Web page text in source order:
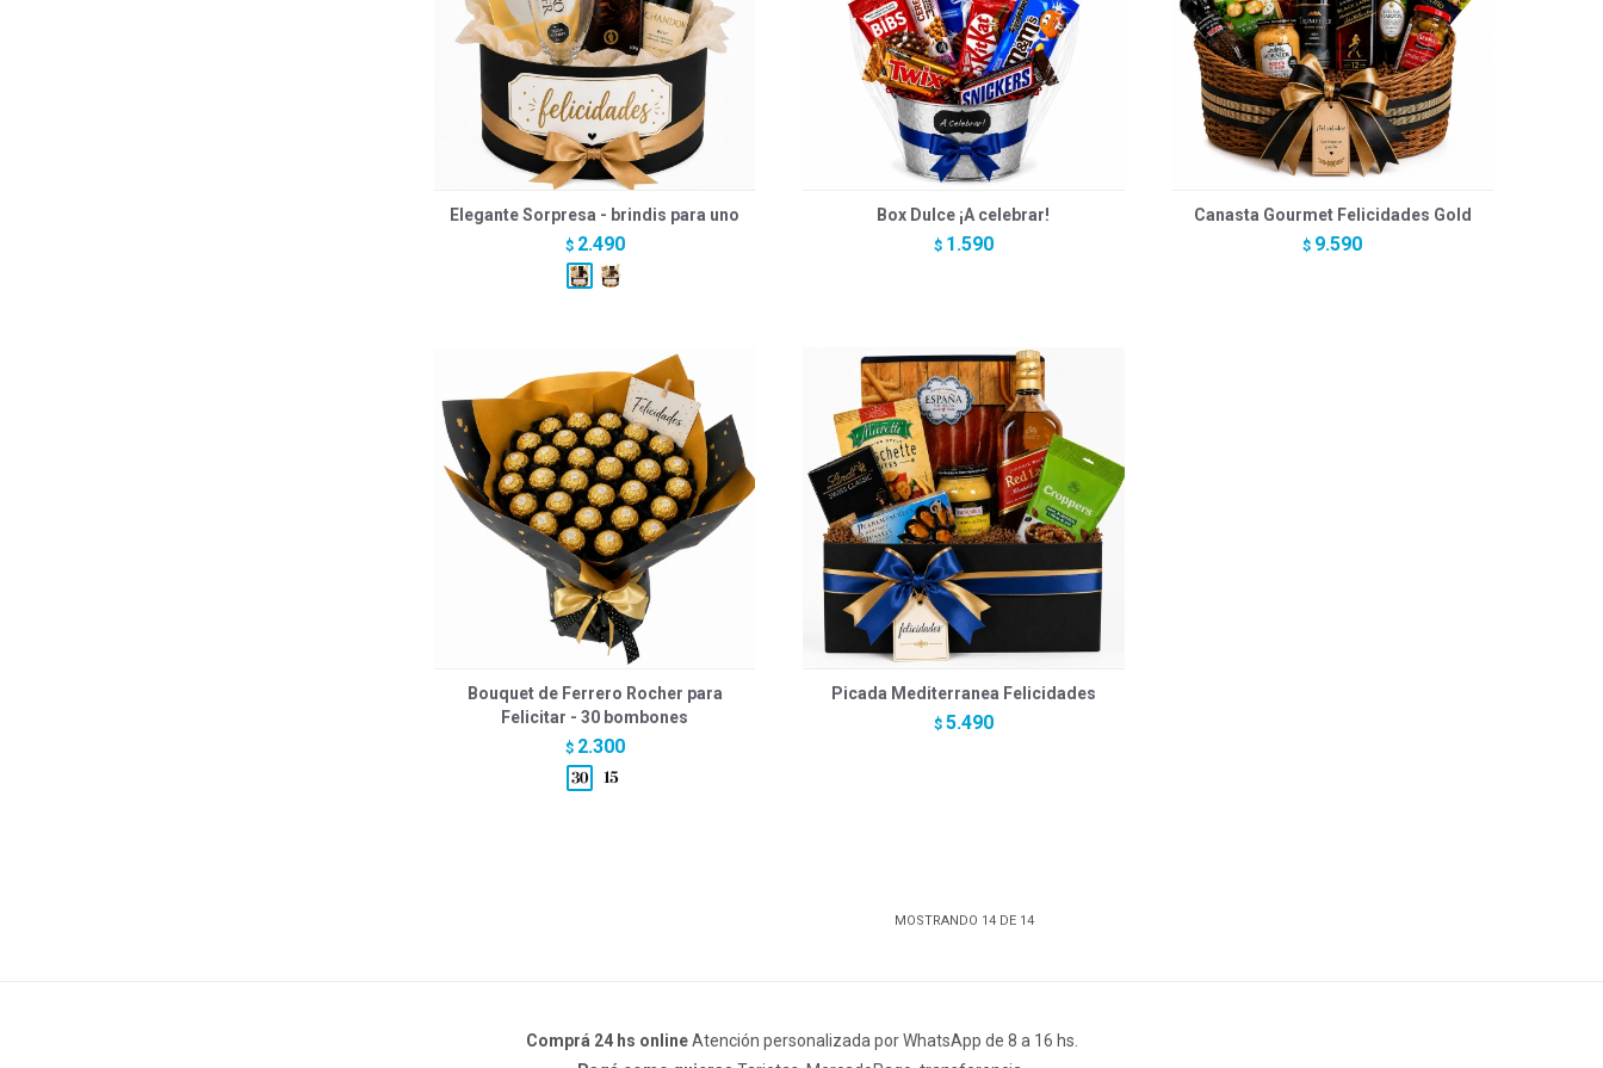
Elegante Sorpresa - brindis para uno
$ 2.490
Box Dulce ¡A celebrar!
$ 1.590
Canasta Gourmet Felicidades Gold
$ 9.590
Bouquet de Ferrero Rocher para
Felicitar - 30 bombones
$ 2.300
Picada Mediterranea Felicidades
$ 5.490
MOSTRANDO 14DE 14
Comprá 24 hs onlineAtención personalizada por WhatsApp de 8 a 16 hs.